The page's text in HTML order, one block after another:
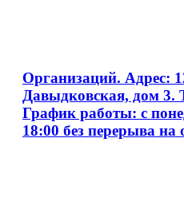
Организаций. Адрес:
Давыдковская, дом 3.
График работы: с
18:00 без перерыва на